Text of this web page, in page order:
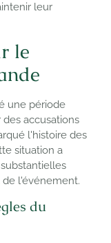
leur
le
une période
accusations
l'histoire des
situation a
l'événement.
du